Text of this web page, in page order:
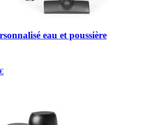
eau et poussière